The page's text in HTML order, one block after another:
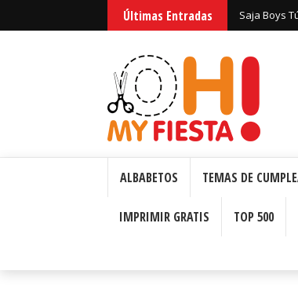
Últimas Entradas Huntrix
ALBABETOS TEMAS DE
IMPRIMIR GRATIS TOP 500